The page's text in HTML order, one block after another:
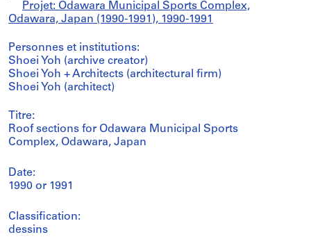
Projet: Odawara Municipal Sports Complex,
Odawara, Japan (1990-1991), 1990-1991
Personnes et institutions:
Shoei Yoh (archive creator)
Shoei Yoh + Architects (architectural firm)
Shoei Yoh (architect)
Titre:
Roof sections for Odawara Municipal Sports
Complex, Odawara, Japan
Date:
1990 or 1991
Classification:
dessins